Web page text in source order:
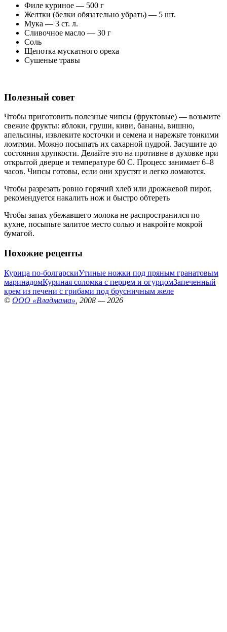
Филе куриное — 500 г
Желтки (белки обязательно убрать) — 5 шт.
Мука — 3 ст. л.
Сливочное масло — 30 г
Соль
Щепотка мускатного ореха
Сушеные травы
Полезный совет
Чтобы приготовить полезные чипсы (фруктовые) — возьмите
свежие фрукты: яблоки, груши, киви, бананы, вишню,
апельсины, извлеките косточки и семена и нарежьте тонкими
ломтями. Можно посыпать их сахарной пудрой. Засушите до
состояния хрупкости. Делайте это на противне в духовке при
открытой дверце и температуре 60 С. Процесс занимает 6–8
часов. Чипсы готовы, если они хрустят и легко ломаются.
Чтобы разрезать ровно горячий хлеб или дрожжевой пирог,
рекомендуется накалить нож и быстро обтереть
Чтобы запах убежавшего молока не распространился по
кухне, посыпьте залитое место солью и накройте мокрой
бумагой.
Похожие рецепты
Курица по-болгарскиУтиные ножки под пряным гранатовым
маринадомКуриная соломка с перцем и огурцомЗапеченный
крем из печени с грибами под брусничным желе
© ООО «Владмама» , 2008 — 2026